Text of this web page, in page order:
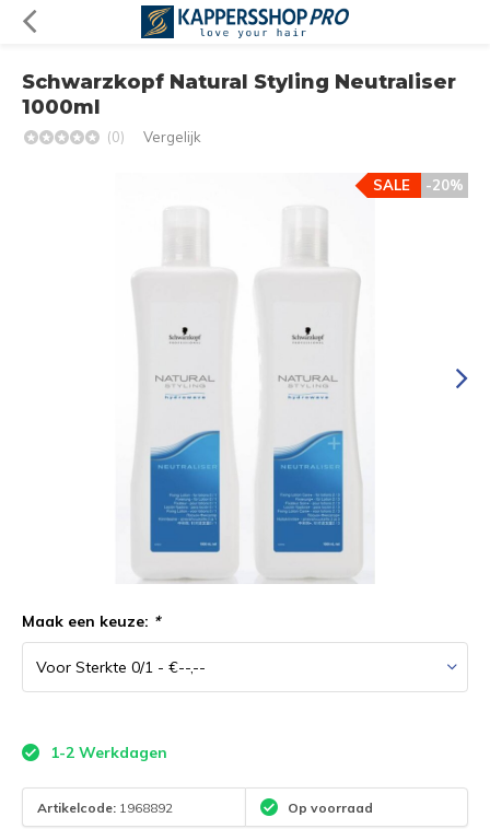
Schwarzkopf Natural Styling Neutraliser
1000ml
(0) Vergelijk
-20%
SALE
Maak een keuze: *
1-2 Werkdagen
Artikelcode: 1968892 Op voorraad